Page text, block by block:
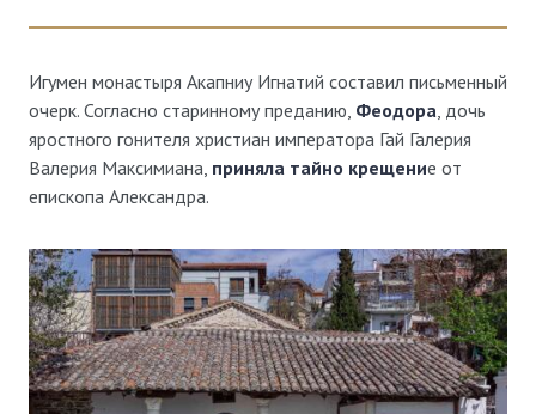
Игумен монастыря Акапниу Игнатий составил письменный
очерк. Согласно старинному преданию, Феодора , дочь
яростного гонителя христиан императора Гай Галерия
Валерия Максимиана, приняла тайно крещение от
епископа Александра.